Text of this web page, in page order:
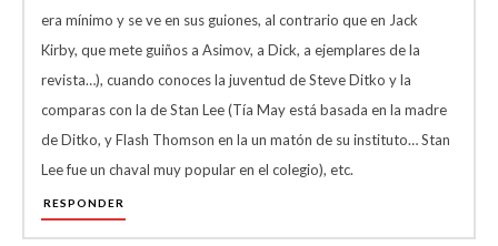
era mínimo y se ve en sus guiones, al contrario que en Jack
Kirby, que mete guiños a Asimov, a Dick, a ejemplares de la
revista…), cuando conoces la juventud de Steve Ditko y la
comparas con la de Stan Lee (Tía May está basada en la madre
de Ditko, y Flash Thomson en la un matón de su instituto… Stan
Lee fue un chaval muy popular en el colegio), etc.
RESPONDER